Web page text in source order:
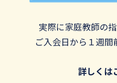
実際に家庭教師の
ご入会日から１週間
詳しくは